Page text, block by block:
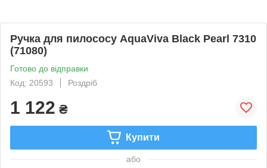
Ручка для пилососу AquaViva Black Pearl 7310
(71080)
Готово до відправки
Код: 20593
Роздріб
1 122 ₴
Купити
або